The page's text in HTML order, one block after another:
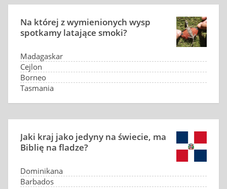
Na której z wymienionych wysp
spotkamy latające smoki?
Madagaskar
Cejlon
Borneo
Tasmania
Jaki kraj jako jedyny na świecie, ma
Biblię na fladze?
Dominikana
Barbados